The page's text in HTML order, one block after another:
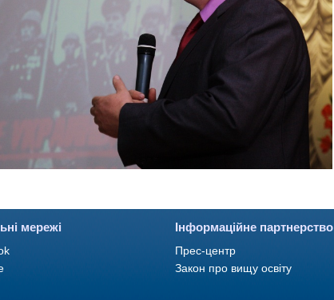
мережі Інформаційне партнерство
Прес-центр
Закон про вищу освіту